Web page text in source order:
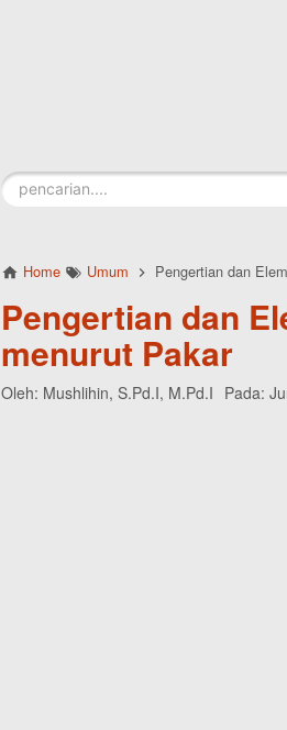
Home Umum Pengertian dan
Pengertian dan
menurut Pakar
Oleh: Mushlihin, S.Pd.I, M.Pd.I Pada: